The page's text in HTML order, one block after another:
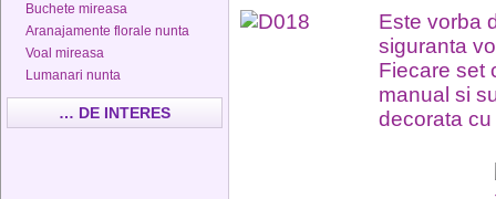
Buchete mireasa
Aranajamente florale nunta
Voal mireasa
Lumanari nunta
… DE INTERES
Este vorba
siguranta
Fiecare set
manual si
decorata